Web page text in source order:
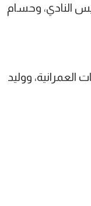
النادي، وحسام
العمرانية، ووليد